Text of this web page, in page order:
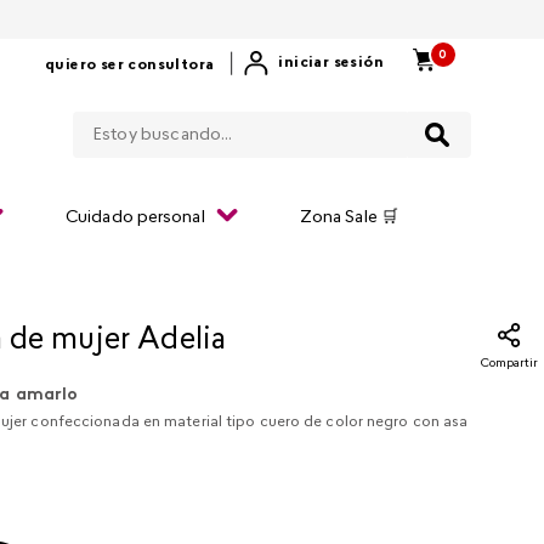
quiero ser consultora iniciar sesión
0
Cuidado personal Zona Sale 🛒
de mujer Adelia
Compartir
amarlo
confeccionada en material tipo cuero de color negro con asa